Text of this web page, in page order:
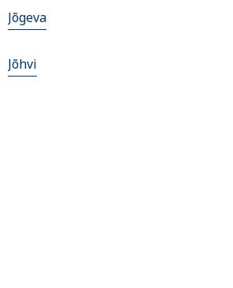
Jõgeva
Jõhvi